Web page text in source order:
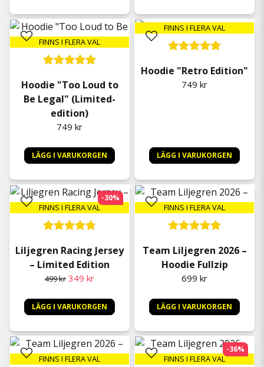
FINNS I FLERA VAL
Hoodie "Too Loud to
Be Legal" (Limited-
edition)
749 kr
LÄGG I VARUKORGEN
FINNS I FLERA VAL
Hoodie "Retro Edition"
749 kr
LÄGG I VARUKORGEN
FINNS I FLERA VAL
Liljegren Racing Jersey
– Limited Edition
499 kr 349 kr
LÄGG I VARUKORGEN
-30%
FINNS I FLERA VAL
Team Liljegren 2026 –
Hoodie Fullzip
699 kr
LÄGG I VARUKORGEN
FINNS I FLERA VAL FINNS I FLERA VAL
-36%